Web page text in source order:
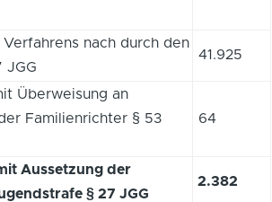
nach durch den
JGG
41.925
Überweisung an
Familienrichter § 53
64
Aussetzung der
§ 27 JGG
2.382